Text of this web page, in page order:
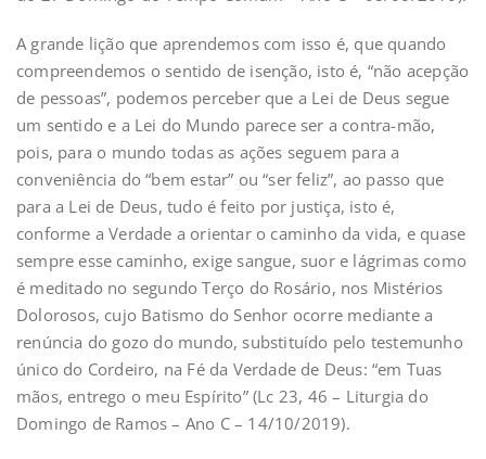
A grande lição que aprendemos com isso é, que quando
compreendemos o sentido de isenção, isto é, “não acepção
de pessoas”, podemos perceber que a Lei de Deus segue
um sentido e a Lei do Mundo parece ser a contra-mão,
pois, para o mundo todas as ações seguem para a
conveniência do “bem estar” ou “ser feliz”, ao passo que
para a Lei de Deus, tudo é feito por justiça, isto é,
conforme a Verdade a orientar o caminho da vida, e quase
sempre esse caminho, exige sangue, suor e lágrimas como
é meditado no segundo Terço do Rosário, nos Mistérios
Dolorosos, cujo Batismo do Senhor ocorre mediante a
renúncia do gozo do mundo, substituído pelo testemunho
único do Cordeiro, na Fé da Verdade de Deus: “em Tuas
mãos, entrego o meu Espírito” (Lc 23, 46 – Liturgia do
Domingo de Ramos – Ano C – 14/10/2019).